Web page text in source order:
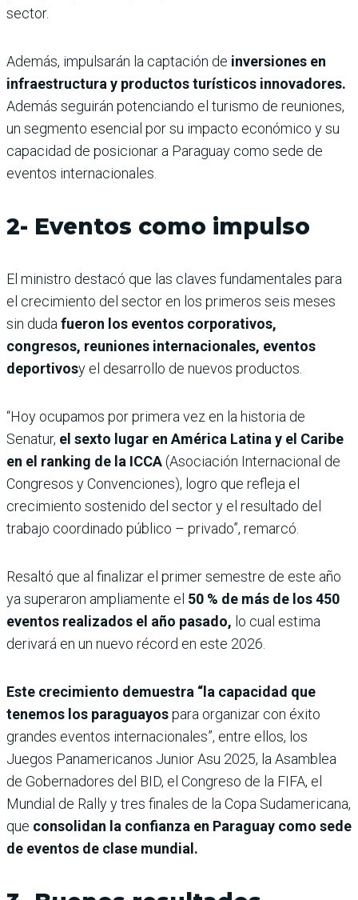
sector.
Además, impulsarán la captación de inversiones en
infraestructura y productos turísticos innovadores.
Además seguirán potenciando el turismo de reuniones,
un segmento esencial por su impacto económico y su
capacidad de posicionar a Paraguay como sede de
eventos internacionales.
2- Eventos como impulso
El ministro destacó que las claves fundamentales para
el crecimiento del sector en los primeros seis meses
sin duda fueron los eventos corporativos,
congresos, reuniones internacionales, eventos
deportivosy el desarrollo de nuevos productos.
“Hoy ocupamos por primera vez en la historia de
Senatur, el sexto lugar en América Latina y el Caribe
en el ranking de la ICCA(Asociación Internacional de
Congresos y Convenciones), logro que refleja el
crecimiento sostenido del sector y el resultado del
trabajo coordinado público – privado”, remarcó.
Resaltó que al finalizar el primer semestre de este año
ya superaron ampliamente el 50 % de más de los 450
eventos realizados el año pasado, lo cual estima
derivará en un nuevo récord en este 2026.
Este crecimiento demuestra “la capacidad que
tenemos los paraguayospara organizar con éxito
grandes eventos internacionales”, entre ellos, los
Juegos Panamericanos Junior Asu 2025, la Asamblea
de Gobernadores del BID, el Congreso de la FIFA, el
Mundial de Rally y tres finales de la Copa Sudamericana,
que consolidan la confianza en Paraguay como sede
de eventos de clase mundial.